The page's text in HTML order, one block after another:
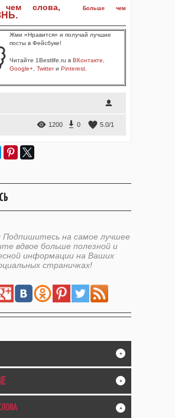
чем слова,
Больше чем
.
Жми «Нравится» и получай лучшие
посты в Фейсбуке!
Читайте 1Bestlife.ru в ВКонтакте
Google+ Twitterи Pinterest
1200 0 5.0/1
Подпишитесь на самое лучшее
вдвое больше полезной и
информации на Ваших
страничках!
+
+
+